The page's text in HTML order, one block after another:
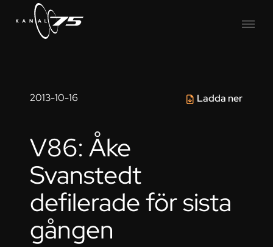
2013-10-16 Ladda ner
V86: Åke
Svanstedt
defilerade för sista
gången